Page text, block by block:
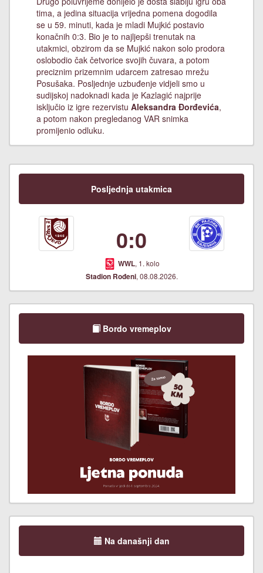
tima, a jedina situacija vrijedna pomena dogodila
se u 59. minuti, kada je mladi Mujkić postavio
konačnih 0:3. Bio je to najljepši trenutak na
utakmici, obzirom da se Mujkić nakon solo prodora
oslobodio čak četvorice svojih čuvara, a potom
preciznim prizemnim udarcem zatresao mrežu
Posušaka. Posljednje uzbuđenje vidjeli smo u
sudijskoj nadoknadi kada je Kazlagić najprije
isključio iz igre rezervistu Aleksandra Đorđevića,
a potom nakon pregledanog VAR snimka
promijenio odluku.
Posljednja utakmica
0:0
WWL, 1. kolo
Stadion Rođeni, 08.08.2026.
Bordo vremeplov
Na današnji dan